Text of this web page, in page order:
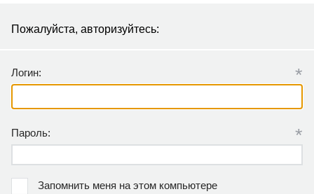
Пожалуйста, авторизуйтесь:
Логин: *
Пароль: *
Запомнить меня на этом компьютере